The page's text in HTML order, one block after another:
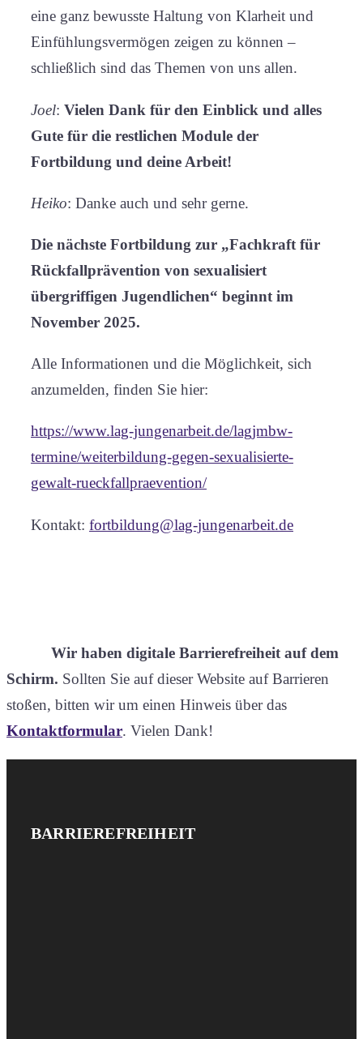
eine ganz bewusste Haltung von Klarheit und
Einfühlungsvermögen zeigen zu können –
schließlich sind das Themen von uns allen.
Joel: Vielen Dank für den Einblick und alles
Gute für die restlichen Module der
Fortbildung und deine Arbeit!
Heiko: Danke auch und sehr gerne.
Die nächste Fortbildung zur „Fachkraft für
Rückfallprävention von sexualisiert
übergriffigen Jugendlichen“ beginnt im
November 2025.
Alle Informationen und die Möglichkeit, sich
anzumelden, finden Sie hier:
https://www.lag-jungenarbeit.de/lagjmbw-
termine/weiterbildung-gegen-sexualisierte-
gewalt-rueckfallpraevention/
Kontakt: fortbildung@lag-jungenarbeit.de
Wir haben digitale Barrierefreiheit auf dem
Schirm. Sollten Sie auf dieser Website auf Barrieren
stoßen, bitten wir um einen Hinweis über das
Kontaktformular. Vielen Dank!
Website-
BARRIEREFREIHEITIMPRESSUM